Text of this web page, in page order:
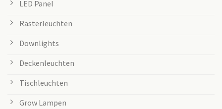
LED Panel
Rasterleuchten
Downlights
Deckenleuchten
Tischleuchten
Grow Lampen